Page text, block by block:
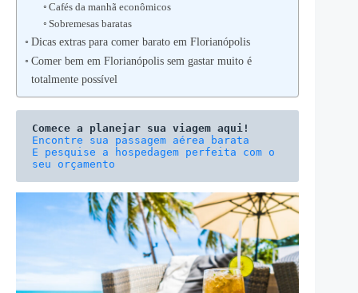
Cafés da manhã econômicos
Sobremesas baratas
Dicas extras para comer barato em Florianópolis
Comer bem em Florianópolis sem gastar muito é
totalmente possível
Comece a planejar sua viagem aqui!
E pesquise a hospedagem perfeita com o
seu orçamento